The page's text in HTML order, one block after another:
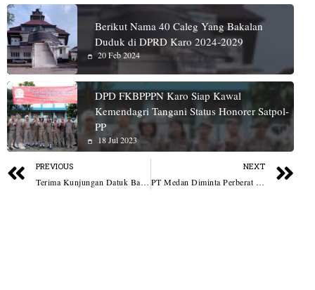
Berikut Nama 40 Caleg Yang Bakalan
Duduk di DPRD Karo 2024-2029
20 Feb 2024
DPD FKBPPPN Karo Siap Kawal
Kemendagri Tangani Status Honorer Satpol-
PP
18 Jul 2023
PREVIOUS
Terima Kunjungan Datuk Bandar Majlis Bandaraya Kuantan, Bobby Nasution: Terima Kasih Sudah Ikut Gemes 2024
NEXT
PT Medan Diminta Perberat Hukuman 3 PPK Medan Timur Kasus Penggelembungan Suara Pemilu